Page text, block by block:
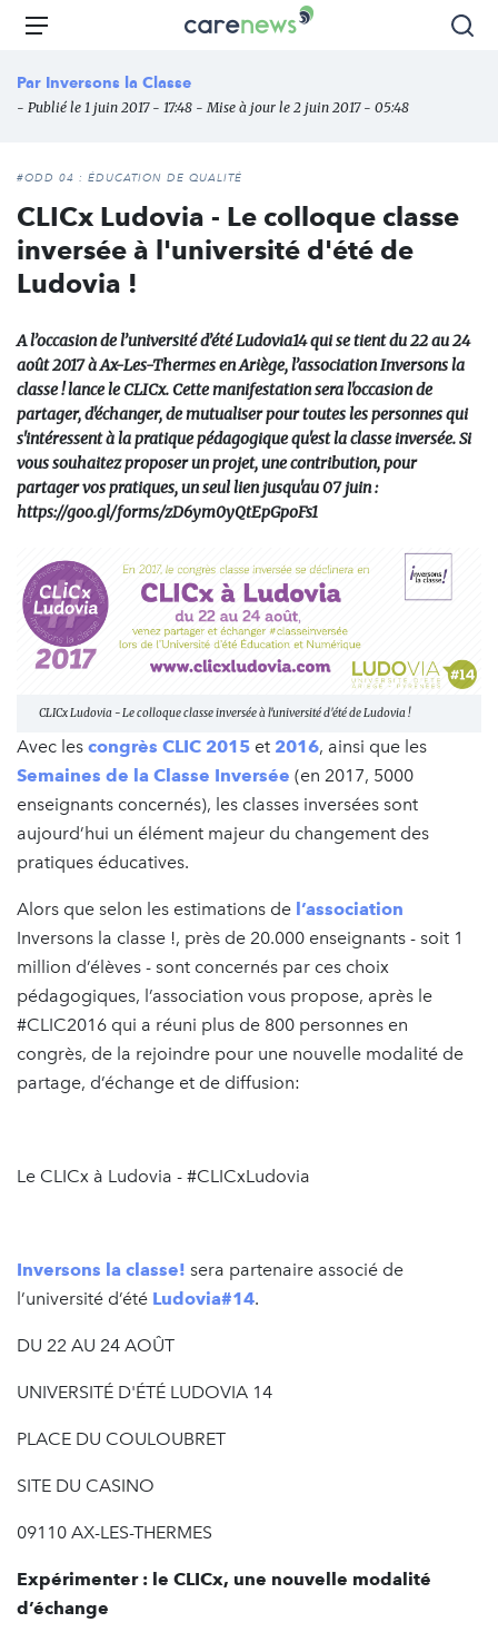
Aller
principal
Carenews,
des
l'engagement
Menu
Par Inversons la Classe
- Publié le 1 juin 2017 - 17:48 - Mise à jour le 2 juin 2017 - 05:48
#ODD 04 : ÉDUCATION DE QUALITÉ
CLICx Ludovia - Le colloque classe
inversée à l'université d'été de
Ludovia !
A l’occasion de l’université d’été Ludovia14 qui se tient du 22 au 24
août 2017 à Ax-Les-Thermes en Ariège, l’association Inversons la
classe ! lance le CLICx. Cette manifestation sera l'occasion de
partager, d'échanger, de mutualiser pour toutes les personnes qui
s'intéressent à la pratique pédagogique qu'est la classe inversée. Si
vous souhaitez proposer un projet, une contribution, pour
partager vos pratiques, un seul lien jusqu'au 07 juin :
https://goo.gl/forms/zD6ym0yQtEpGpoFs1
CLICx Ludovia - Le colloque classe inversée à l'université d'été de Ludovia !
Avec les congrès CLIC 2015 et 2016, ainsi que les
Semaines de la Classe Inversée (en 2017, 5000
enseignants concernés), les classes inversées sont
aujourd’hui un élément majeur du changement des
pratiques éducatives.
Alors que selon les estimations de l’association
Inversons la classe !, près de 20.000 enseignants - soit 1
million d’élèves - sont concernés par ces choix
pédagogiques, l’association vous propose, après le
#CLIC2016 qui a réuni plus de 800 personnes en
congrès, de la rejoindre pour une nouvelle modalité de
partage, d’échange et de diffusion:
Le CLICx à Ludovia - #CLICxLudovia
Inversons la classe! sera partenaire associé de
l’université d’été Ludovia#14.
DU 22 AU 24 AOÛT
UNIVERSITÉ D'ÉTÉ LUDOVIA 14
PLACE DU COULOUBRET
SITE DU CASINO
09110 AX-LES-THERMES
Expérimenter : le CLICx, une nouvelle modalité
d’échange